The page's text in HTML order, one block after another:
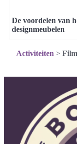
De voordelen van
designmeubelen
Activiteiten >